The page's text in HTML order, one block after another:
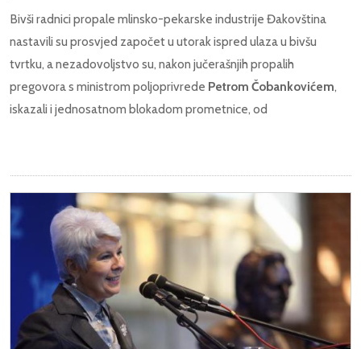
Bivši radnici propale mlinsko-pekarske industrije Đakovština
nastavili su prosvjed započet u utorak ispred ulaza u bivšu
tvrtku, a nezadovoljstvo su, nakon jučerašnjih propalih
pregovora s ministrom poljoprivrede Petrom Čobankovićem,
iskazali i jednosatnom blokadom prometnice, od